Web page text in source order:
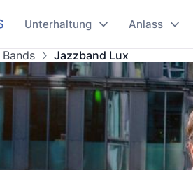
Unterhaltung Anlass
Bands Jazzband Lux